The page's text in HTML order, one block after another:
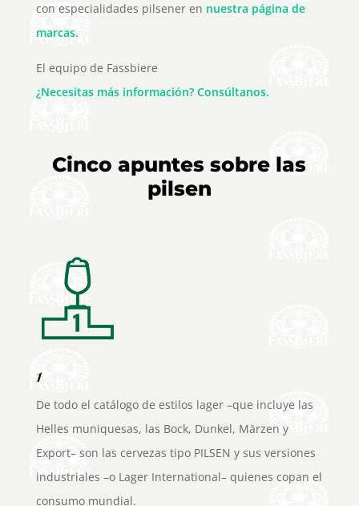
con especialidades pilsener en nuestra página de
marcas.
El equipo de Fassbiere
¿Necesitas más información? Consúltanos.
Cinco apuntes sobre las
pilsen
1
De todo el catálogo de estilos lager –que incluye las
Helles muniquesas, las Bock, Dunkel, Märzen y
Export– son las cervezas tipo PILSEN y sus versiones
industriales –o Lager International– quienes copan el
consumo mundial.